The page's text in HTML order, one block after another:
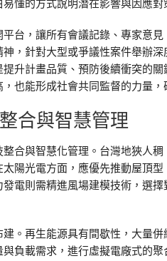
懂的方式說明潛在影響與因應
台，讓所有會議記錄、專家意
，針對大型或爭議性案件舉辦
升計畫品質、預防後續衝突的
也能形成社會共同監督的力量
合與智慧管理
合與智慧化管理。台灣地狹人
陽光電方面，應優先推動屋頂
電則需精進風場建模技術，選
。再生能源具有間歇性，大量
負載需求，進行虛擬電廠式的